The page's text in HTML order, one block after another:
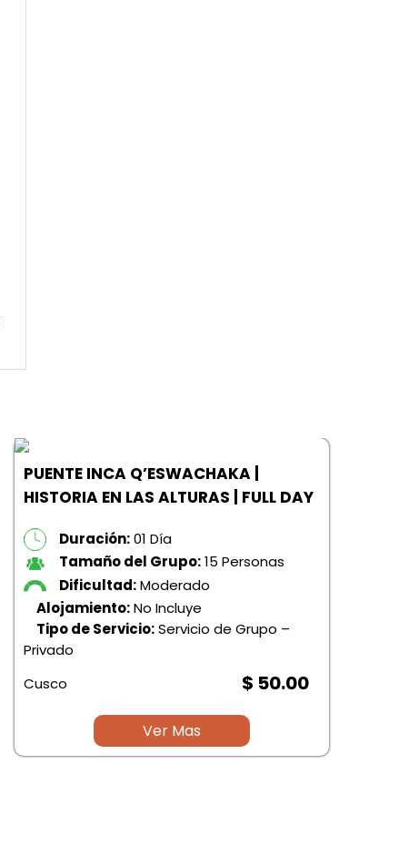
PUENTE INCA Q’ESWACHAKA |
HISTORIA EN LAS ALTURAS | FULL DAY
Duración:01 Día
Tamaño del Grupo:15 Personas
Dificultad:Moderado
Alojamiento:No Incluye
Tipo de Servicio:Servicio de Grupo –
Privado
Cusco
$ 50.00
Ver Mas